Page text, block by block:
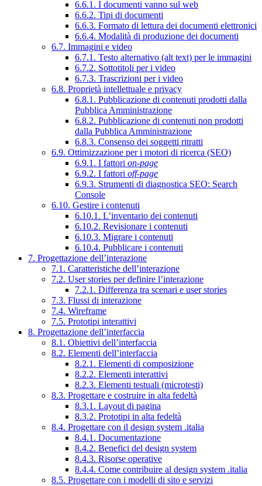
6.6.1. I documenti vanno sul web
6.6.2. Tipi di documenti
6.6.3. Formato di lettura dei documenti elettronici
6.6.4. Modalità di produzione dei documenti
6.7. Immagini e video
6.7.1. Testo alternativo (alt text) per le immagini
6.7.2. Sottotitoli per i video
6.7.3. Trascrizioni per i video
6.8. Proprietà intellettuale e privacy
6.8.1. Pubblicazione di contenuti prodotti dalla
Pubblica Amministrazione
6.8.2. Pubblicazione di contenuti non prodotti
dalla Pubblica Amministrazione
6.8.3. Consenso dei soggetti ritratti
6.9. Ottimizzazione per i motori di ricerca (SEO)
6.9.1. I fattori on-page
6.9.2. I fattori off-page
6.9.3. Strumenti di diagnostica SEO: Search
Console
6.10. Gestire i contenuti
6.10.1. L’inventario dei contenuti
6.10.2. Revisionare i contenuti
6.10.3. Migrare i contenuti
6.10.4. Pubblicare i contenuti
7. Progettazione dell’interazione
7.1. Caratteristiche dell’interazione
7.2. User stories per definire l’interazione
7.2.1. Differenza tra scenari e user stories
7.3. Flussi di interazione
7.4. Wireframe
7.5. Prototipi interattivi
8. Progettazione dell’interfaccia
8.1. Obiettivi dell’interfaccia
8.2. Elementi dell’interfaccia
8.2.1. Elementi di composizione
8.2.2. Elementi interattivi
8.2.3. Elementi testuali (microtesti)
8.3. Progettare e costruire in alta fedeltà
8.3.1. Layout di pagina
8.3.2. Prototipi in alta fedeltà
8.4. Progettare con il design system .italia
8.4.1. Documentazione
8.4.2. Benefici del design system
8.4.3. Risorse operative
8.4.4. Come contribuire al design system .italia
8.5. Progettare con i modelli di sito e servizi